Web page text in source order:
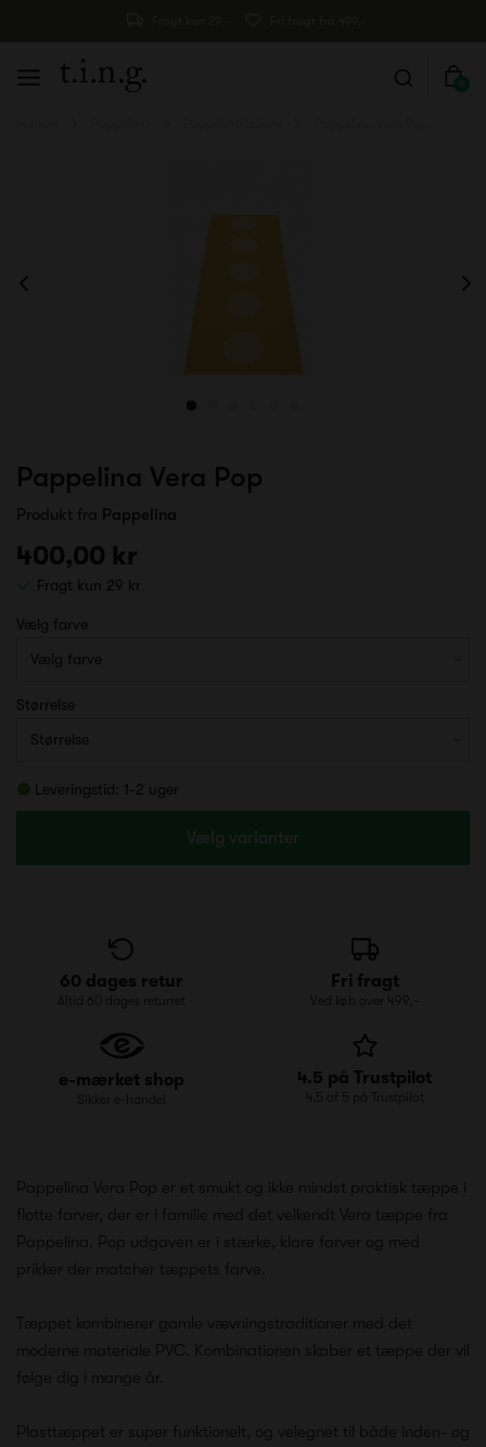
0
Pappelina Vera Pop
Produkt fra Pappelina
400,00 kr
Fragt kun 29 kr
Vælg farve
Størrelse
Leveringstid: 1-2 uger
Vælg varianter
60 dages retur
Altid 60 dages returret
Fri fragt
Ved køb over 499,-
e-mærket shop
Sikker e-handel
4.5 på Trustpilot
4.5 af 5 på Trustpilot
Pappelina Vera Pop er et smukt og ikke mindst praktisk tæppe i
flotte farver, der er i familie med det velkendt Vera tæppe fra
Pappelina. Pop udgaven er i stærke, klare farver og med
prikker der matcher tæppets farve.
Tæppet kombinerer gamle vævningstraditioner med det
moderne materiale PVC. Kombinationen skaber et tæppe der vil
følge dig i mange år.
Plasttæppet er super funktionelt, og velegnet til både inden- og